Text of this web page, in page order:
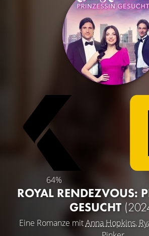
64%
ROYAL RENDEZVOUS:
GESUCHT
Eine Romanze mitAnna Hopkins,